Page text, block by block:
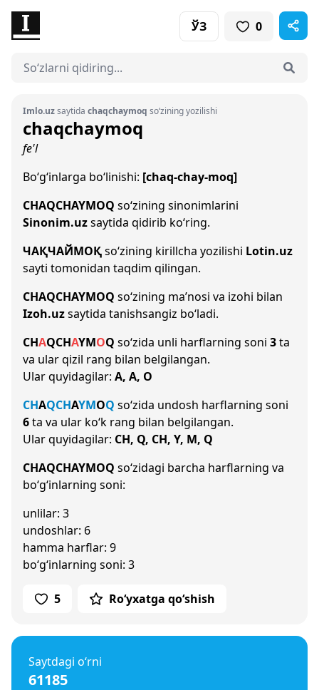
ЎЗ 0
Imlo.uzsaytida chaqchaymoq so‘zining yozilishi
chaqchaymoq
fe'l
Bo‘g‘inlarga bo‘linishi: [chaq-chay-moq]
CHAQCHAYMOQ so‘zining sinonimlarini
Sinonim.uzsaytida qidirib ko‘ring.
ЧАҚЧАЙМОҚso‘zining kirillcha yozilishi Lotin.uz
sayti tomonidan taqdim qilingan.
CHAQCHAYMOQ so‘zining ma’nosi va izohi bilan
Izoh.uzsaytida tanishsangiz bo‘ladi.
CHAQCHAYMOQ so‘zida unli harflarning soni 3ta
va ular qizil rang bilan belgilangan.
Ular quyidagilar: A, A, O
CHAQCHAYMOQ so‘zida undosh harflarning soni
6ta va ular ko‘k rang bilan belgilangan.
Ular quyidagilar: CH, Q, CH, Y, M, Q
CHAQCHAYMOQ so‘zidagi barcha harflarning va
bo‘g‘inlarning soni:
unlilar: 3
undoshlar: 6
hamma harflar: 9
bo‘g‘inlarning soni: 3
5 Ro‘yxatga qo‘shish
Saytdagi o‘rni
61185